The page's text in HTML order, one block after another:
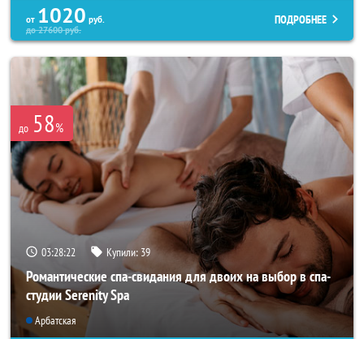
от 1020 руб.
до27600руб.
ПОДРОБНЕЕ
до 58%
03:28:21 Купили: 39
Романтические спа-свидания для двоих на выбор в спа-
студии Serenity Spa
Арбатская